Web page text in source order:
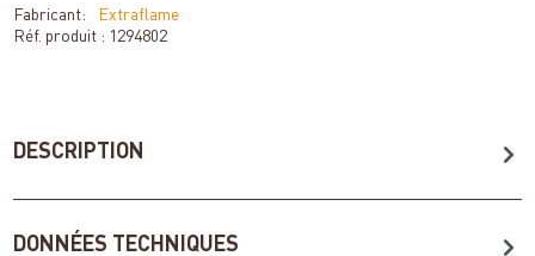
Fabricant:
Extraflame
Réf. produit : 1294802
DESCRIPTION
DONNÉES TECHNIQUES